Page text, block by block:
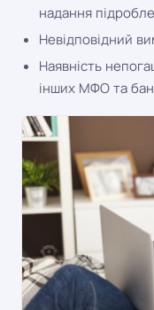
надання
Невідповідний
Наявність
інших МФО та